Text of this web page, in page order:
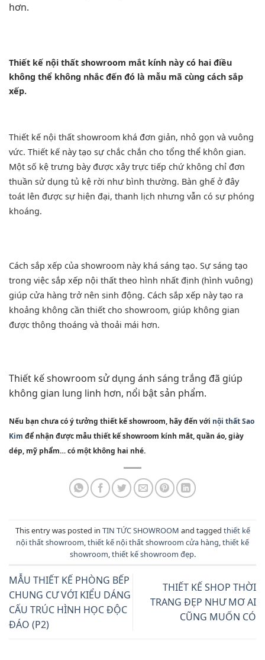
hơn.
Thiết kế nội thất showroom mắt kính này có hai điều
không thể không nhắc đến đó là mẫu mã cùng cách sắp
xếp.
Thiết kế nội thất showroom khá đơn giản, nhỏ gọn và vuông
vức. Thiết kế này tạo sự chắc chắn cho tổng thể khôn gian.
Một số kệ trưng bày được xây trực tiếp chứ không chỉ đơn
thuần sử dụng tủ kệ rời như bình thường. Bàn ghế ở đây
toát lên được sự hiện đại, thanh lịch nhưng vẫn có sự phóng
khoáng.
Cách sắp xếp của showroom này khá sáng tạo. Sự sáng tạo
trong việc sắp xếp nội thất theo hình nhất định (hình vuông)
giúp cửa hàng trở nên sinh động. Cách sắp xếp này tạo ra
khoảng không cần thiết cho showroom, giúp không gian
được thông thoáng và thoải mái hơn.
Thiết kế showroom sử dụng ánh sáng trắng đã giúp
không gian lung linh hơn, nổi bật sản phẩm.
Nếu bạn chưa có ý tưởng thiết kế showroom, hãy đến với nội thất Sao
Kim để nhận được mẫu thiết kế showroom kính mắt, quần áo, giày
dép, mỹ phẩm… có một không hai nhé.
This entry was posted in TIN TỨC SHOWROOM and tagged thiết kế
nội thất showroom,thiết kế nội thất showroom cửa hàng,thiết kế
showroom,thiết kế showroom đẹp.
MẪU THIẾT KẾ PHÒNG BẾP
CHUNG CƯ VỚI KIỂU DÁNG
CẤU TRÚC HÌNH HỌC ĐỘC
ĐÁO (P2)
THIẾT KẾ SHOP THỜI
TRANG ĐẸP NHƯ MƠ AI
CŨNG MUỐN CÓ